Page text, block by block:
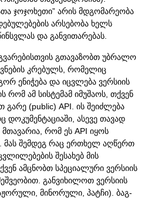
ჯოჯოხეთი” არის მდგომარეობა
არსებობა ხელს
და განვითარებას.
გთავაზობთ უბრალო
კრებულს, რომელიც
ენიჭება და იცვლება ვერსიის
რომ ამ სისტემამ იმუშაოს, თქვენ
გარე (public) API. ის შეიძლება
ასევე თავად
რომ ეს API იყოს
მას შემდეგ რაც ერთხელ აღწერთ
შესახებ მის
ამცნობთ სპეციალური ვერსიის
განვიხილოთ ვერსიის
მინორული, პატჩი). ბაგ-